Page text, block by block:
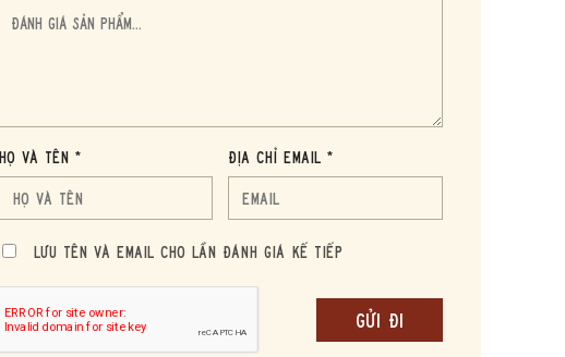
Họ và tên * Địa chỉ Email *
Lưu Tên và Email cho lần đánh giá kế tiếp